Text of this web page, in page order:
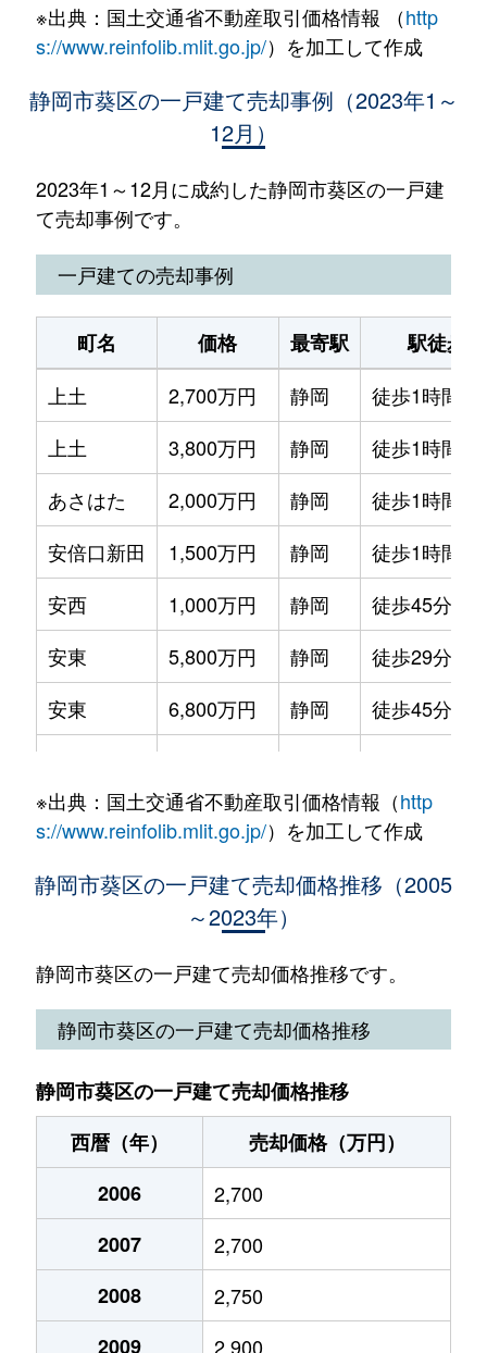
※出典：国土交通省不動産取引価格情報 （http
s://www.reinfolib.mlit.go.jp/）を加工して作成
静岡市葵区の一戸建て売却事例（2023年1～
12月）
2023年1～12月に成約した静岡市葵区の一戸建
て売却事例です。
一戸建ての売却事例
町名 価格 最寄駅
駅徒歩
上土
2,700万円 静岡
徒歩1時間
上土
3,800万円 静岡
徒歩1時間
あさはた
2,000万円 静岡
徒歩1時間
安倍口新田
1,500万円 静岡
徒歩1時間
安西
1,000万円 静岡
徒歩45分
安東
5,800万円 静岡
徒歩29分
安東
6,800万円 静岡
徒歩45分
安東
31,000万円 静岡
徒歩45分
4,500万円
安東
5,600万円 静岡
徒歩45分
一番町
350万円 静岡
牛妻
2,900万円 静岡
徒歩2時間
内牧
1,300万円 静岡
徒歩1時間
遠藤新田
追手町
5,300万円
※出典：国土交通省不動産取引価格情報（http
s://www.reinfolib.mlit.go.jp/）を加工して作成
静岡市葵区の一戸建て売却価格推移（2005
～2023年）
静岡市葵区の一戸建て売却価格推移です。
静岡市葵区の一戸建て売却価格推移
静岡市葵区の一戸建て売却価格推移
西暦（年）
売却価格（万円）
2006
2,700
2007
2,700
2008
2,750
2009
2,900